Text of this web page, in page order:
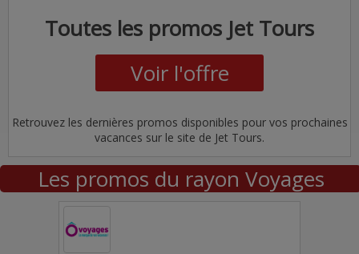
Toutes les promos Jet Tours
Voir l'offre
Retrouvez les dernières promos disponibles pour vos prochaines
vacances sur le site de Jet Tours.
Les promos du rayon Voyages